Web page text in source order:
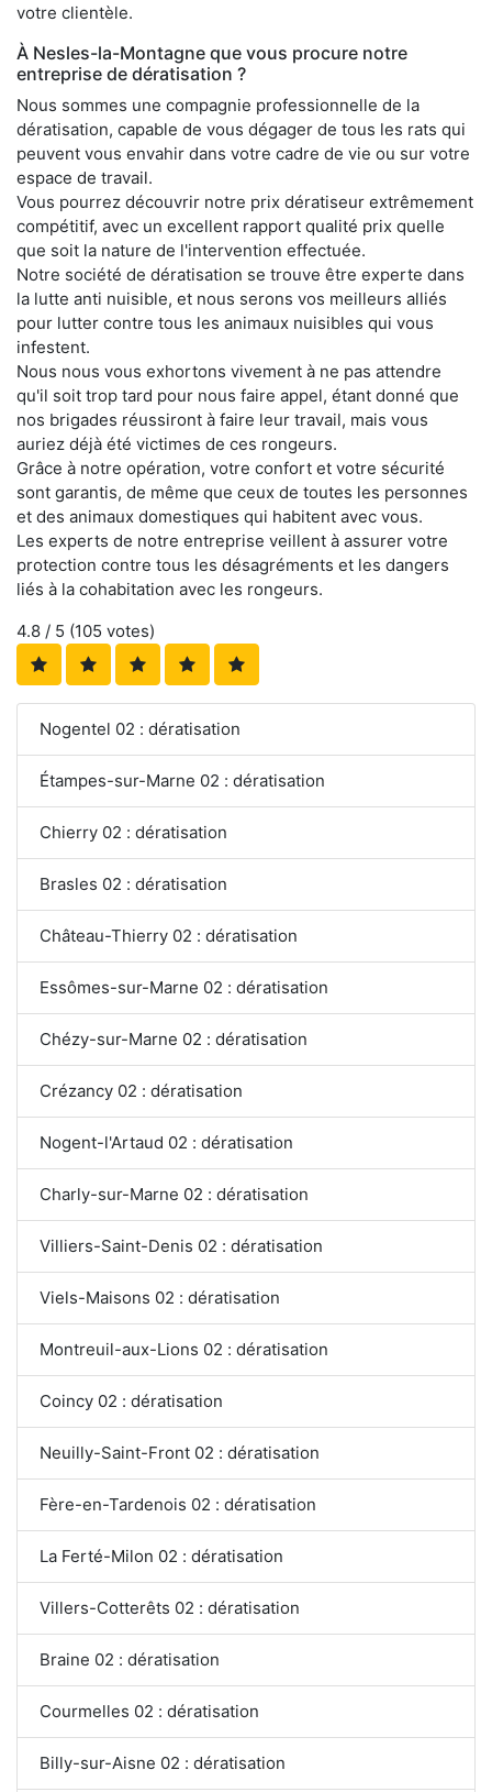
votre clientèle.
À Nesles-la-Montagne que vous procure notre
entreprise de dératisation ?
Nous sommes une compagnie professionnelle de la
dératisation, capable de vous dégager de tous les rats qui
peuvent vous envahir dans votre cadre de vie ou sur votre
espace de travail.
Vous pourrez découvrir notre prix dératiseur extrêmement
compétitif, avec un excellent rapport qualité prix quelle
que soit la nature de l'intervention effectuée.
Notre société de dératisation se trouve être experte dans
la lutte anti nuisible, et nous serons vos meilleurs alliés
pour lutter contre tous les animaux nuisibles qui vous
infestent.
Nous nous vous exhortons vivement à ne pas attendre
qu'il soit trop tard pour nous faire appel, étant donné que
nos brigades réussiront à faire leur travail, mais vous
auriez déjà été victimes de ces rongeurs.
Grâce à notre opération, votre confort et votre sécurité
sont garantis, de même que ceux de toutes les personnes
et des animaux domestiques qui habitent avec vous.
Les experts de notre entreprise veillent à assurer votre
protection contre tous les désagréments et les dangers
liés à la cohabitation avec les rongeurs.
4.8 / 5 (105 votes)
Nogentel 02 : dératisation
Étampes-sur-Marne 02 : dératisation
Chierry 02 : dératisation
Brasles 02 : dératisation
Château-Thierry 02 : dératisation
Essômes-sur-Marne 02 : dératisation
Chézy-sur-Marne 02 : dératisation
Crézancy 02 : dératisation
Nogent-l'Artaud 02 : dératisation
Charly-sur-Marne 02 : dératisation
Villiers-Saint-Denis 02 : dératisation
Viels-Maisons 02 : dératisation
Montreuil-aux-Lions 02 : dératisation
Coincy 02 : dératisation
Neuilly-Saint-Front 02 : dératisation
Fère-en-Tardenois 02 : dératisation
La Ferté-Milon 02 : dératisation
Villers-Cotterêts 02 : dératisation
Braine 02 : dératisation
Courmelles 02 : dératisation
Billy-sur-Aisne 02 : dératisation